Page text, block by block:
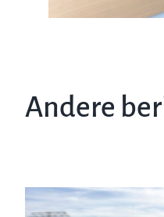
Andere